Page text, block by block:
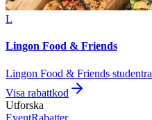
L
Lingon Food & Friends
Lingon Food & Friends
Visa rabattkod
Utforska
EventRabatter